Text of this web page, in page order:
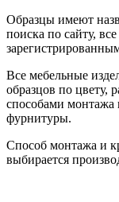
Образцы имеют
поиска по сайту,
Все мебельные
образцов по цвету,
способами
фурнитуры.
Способ монтажа и
выбирается